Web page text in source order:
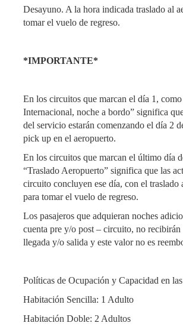
Desayuno. A la hora indicada traslado al
tomar el vuelo de regreso.
*IMPORTANTE*
En los circuitos que marcan el día 1,
Internacional, noche a bordo” significa
del servicio estarán comenzando el día 2
pick up en el aeropuerto.
En los circuitos que marcan el último día
“Traslado Aeropuerto” significa que las
circuito concluyen ese día, con el traslado
para tomar el vuelo de regreso.
Los pasajeros que adquieran noches
cuenta pre y/o post – circuito, no recibirán
llegada y/o salida y este valor no es
Políticas de Ocupación y Capacidad en
Habitación Sencilla: 1 Adulto
Habitación Doble: 2 Adultos